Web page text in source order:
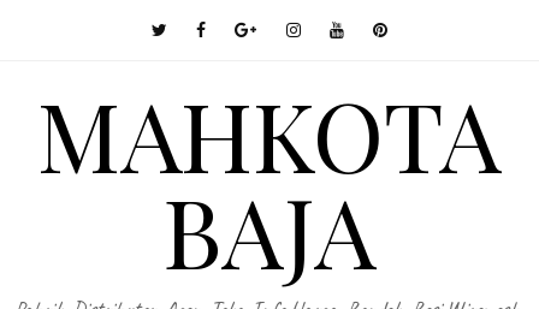
MAHKOTA
BAJA